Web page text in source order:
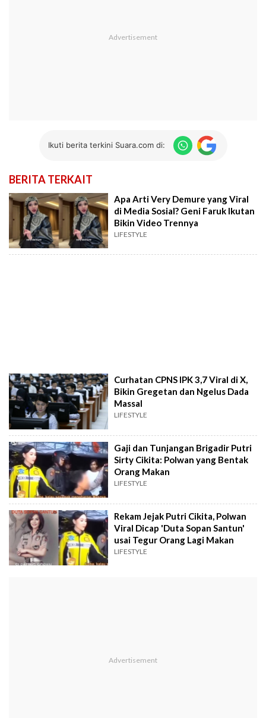
Ikuti berita terkini Suara.com di:
BERITA TERKAIT
Apa Arti Very Demure yang Viral
di Media Sosial? Geni Faruk Ikutan
Bikin Video Trennya
LIFESTYLE
Curhatan CPNS IPK 3,7 Viral di X,
Bikin Gregetan dan Ngelus Dada
Massal
LIFESTYLE
Gaji dan Tunjangan Brigadir Putri
Sirty Cikita: Polwan yang Bentak
Orang Makan
LIFESTYLE
Rekam Jejak Putri Cikita, Polwan
Viral Dicap 'Duta Sopan Santun'
usai Tegur Orang Lagi Makan
LIFESTYLE